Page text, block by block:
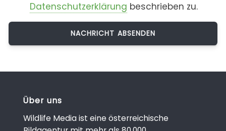
Datenschutzerklärung beschrieben zu.
Über uns
Wildlife Media ist eine österreichische